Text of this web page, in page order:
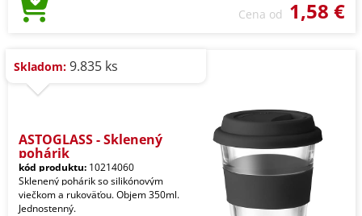
Cena od 1,58 €
Skladom: 9.835 ks
ASTOGLASS - Sklenený
pohárik
kód produktu: 10214060
Sklenený pohárik so silikónovým
viečkom a rukoväťou. Objem 350ml.
Jednostenný.